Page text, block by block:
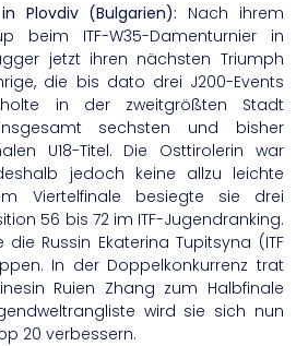
Plovdiv (Bulgarien): Nach ihrem
beim ITF-W35-Damenturnier in
jetzt ihren nächsten Triumph
die bis dato drei J200-Events
in der zweitgrößten Stadt
sechsten und bisher
U18-Titel. Die Osttirolerin war
jedoch keine allzu leichte
Viertelfinale besiegte sie drei
56 bis 72 im ITF-Jugendranking.
Russin Ekaterina Tupitsyna (ITF
In der Doppelkonkurrenz trat
Ruien Zhang zum Halbfinale
wird sie sich nun
20 verbessern.